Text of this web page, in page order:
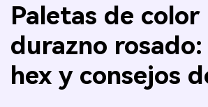
Paletas de color
durazno
hex y consejos